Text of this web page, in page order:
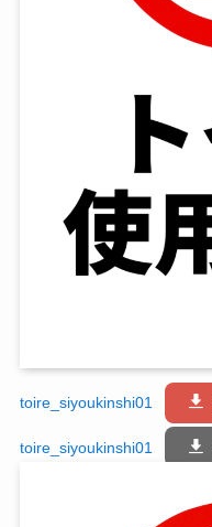
toire_siyoukinshi01
toire_siyoukinshi01